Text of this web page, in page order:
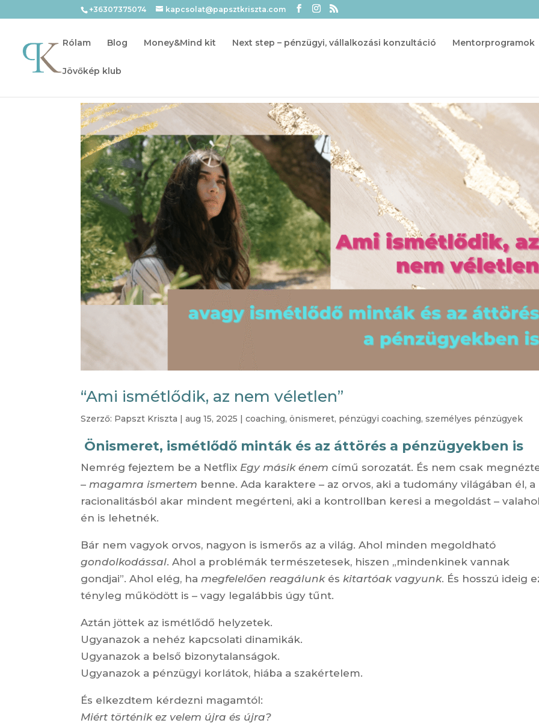
+36307375074 kapcsolat@papsztkriszta.com
Rólam Blog Money&Mind kit Next step – pénzügyi, vállalkozási konzultáció Mentorprogramok
Jövőkép klub
“Ami ismétlődik, az nem véletlen”
Szerző: Papszt Kriszta |aug 15, 2025 |coaching,önismeret, pénzügyi coaching,személyes pénzügyek
Önismeret, ismétlődő minták és az áttörés a pénzügyekben is
Nemrég fejeztem be a Netflix Egy másik énem című sorozatát. És nem csak
–magamra ismertem benne. Ada karaktere – az orvos, aki a tudomány világában él, a
racionalitásból akar mindent megérteni, aki a kontrollban keresi a megoldást – valahol
én is lehetnék.
Bár nem vagyok orvos, nagyon is ismerős az a világ. Ahol minden megoldható
gondolkodással. Ahol a problémák természetesek, hiszen „mindenkinek vannak
gondjai”. Ahol elég, hamegfelelően reagálunkéskitartóak vagyunk. És hosszú ideig
tényleg működött is – vagy legalábbis úgy tűnt.
Aztán jöttek az ismétlődő helyzetek.
Ugyanazok a nehéz kapcsolati dinamikák.
Ugyanazok a belső bizonytalanságok.
Ugyanazok a pénzügyi korlátok, hiába a szakértelem.
És elkezdtem kérdezni magamtól:
Miért történik ez velem újra és újra?